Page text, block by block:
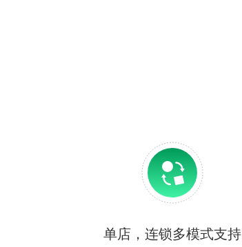
单店，连锁多模式支持